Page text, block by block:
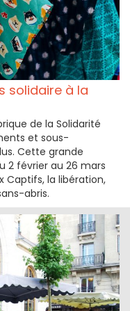
solidaire à la
de la Solidarité
et sous-
Cette grande
2 février au 26 mars
Captifs, la libération,
abris.